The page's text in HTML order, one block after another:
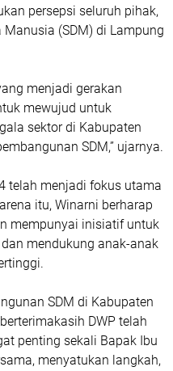
persepsi seluruh pihak,
(SDM) di Lampung
menjadi gerakan
mewujud untuk
sektor di Kabupaten
SDM,” ujarnya.
telah menjadi fokus utama
itu, Winarni berharap
mempunyai inisiatif untuk
mendukung anak-anak
SDM di Kabupaten
DWP telah
penting sekali Bapak Ibu
menyatukan langkah,